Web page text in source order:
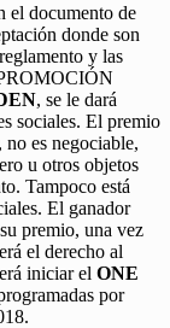
el documento de
donde son
y las
, se le dará
sociales. El premio
es negociable,
u otros objetos
Tampoco está
El ganador
premio, una vez
el derecho al
iniciar el ONE
por